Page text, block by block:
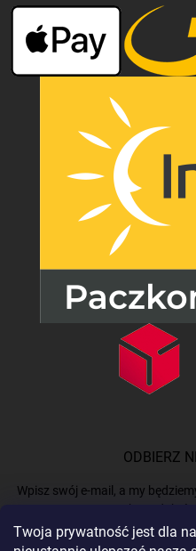
Twoja prywatność jest dla
ODBIERZ
Wpisz swój e-mail, a my
nowych